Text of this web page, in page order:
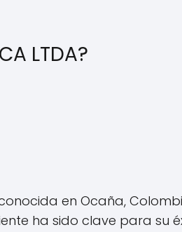
LTDA?
en Ocaña,
ha sido clave para su